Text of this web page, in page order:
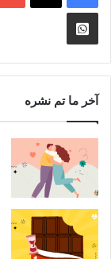
Whatsapp
Channel
آخر ما تم نشره